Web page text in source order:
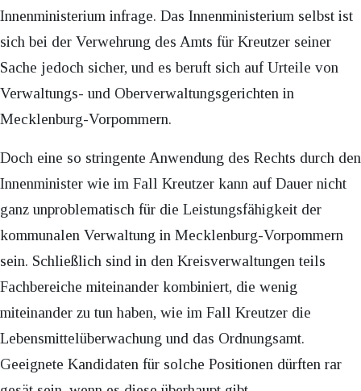
Innenministerium infrage. Das Innenministerium selbst ist
sich bei der Verwehrung des Amts für Kreutzer seiner
Sache jedoch sicher, und es beruft sich auf Urteile von
Verwaltungs- und Oberverwaltungsgerichten in
Mecklenburg-Vorpommern.
Doch eine so stringente Anwendung des Rechts durch den
Innenminister wie im Fall Kreutzer kann auf Dauer nicht
ganz unproblematisch für die Leistungsfähigkeit der
kommunalen Verwaltung in Mecklenburg-Vorpommern
sein. Schließlich sind in den Kreisverwaltungen teils
Fachbereiche miteinander kombiniert, die wenig
miteinander zu tun haben, wie im Fall Kreutzer die
Lebensmittelüberwachung und das Ordnungsamt.
Geeignete Kandidaten für solche Positionen dürften rar